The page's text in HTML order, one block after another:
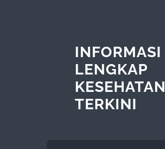
INFORMASI
LENGKAP
KESEHATAN
TERKINI